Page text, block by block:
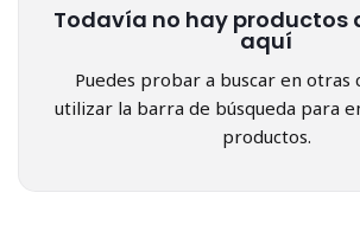
Todavía no hay productos
aquí
Puedes probar a buscar en otras
utilizar la barra de búsqueda para
productos.